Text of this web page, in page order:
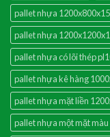
pallet nhựa
pallet nhựa
pallet nhựa có lõi thép
pallet nhựa kê hàng
pallet nhựa mặt liền
pallet nhựa một mặt